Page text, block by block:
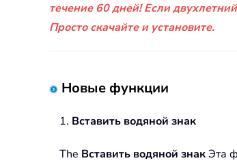
течение 60 дней! Если
Просто скачайте и установите.
Новые функции
1. Вставить водяной знак
The Вставить водяной знакЭта